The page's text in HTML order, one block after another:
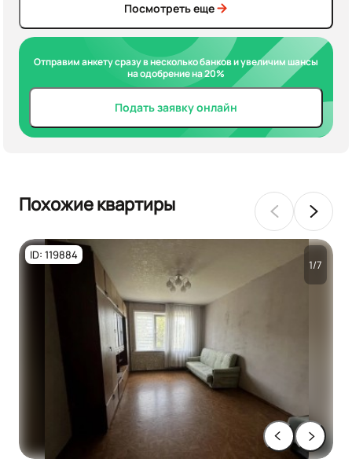
Посмотреть еще
Отправим анкету сразу в несколько банков и увеличим шансы
на одобрение на 20%
Подать заявку онлайн
Похожие квартиры
ID: 119884
1/7